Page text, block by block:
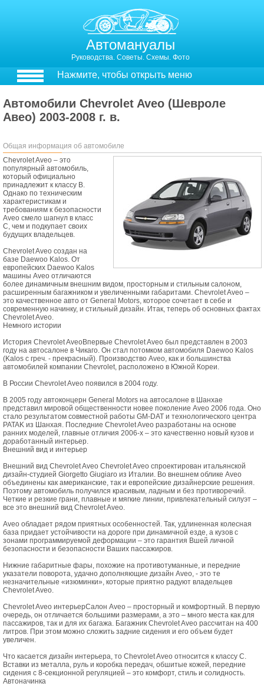
Автомануалы
Руководства. Советы. Схемы. Фото
Нажмите, чтобы открыть меню
Автомобили Chevrolet Aveo (Шевроле
Авео) 2003-2008 г. в.
Общая информация об автомобиле
Chevrolet Aveo – это
популярный автомобиль,
который официально
принадлежит к классу В.
Однако по техническим
характеристикам и
требованиям к безопасности
Aveo смело шагнул в класс
С, чем и подкупает своих
будущих владельцев.
Chevrolet Aveo создан на
базе Daewoo Kalos. От
европейских Daewoo Kalos
машины Aveo отличаются
более динамичным внешним видом, просторным и стильным салоном,
расширенным багажником и увеличенными габаритами. Chevrolet Aveo –
это качественное авто от General Motors, которое сочетает в себе и
современную начинку, и стильный дизайн. Итак, теперь об основных фактах
Chevrolet Aveo.
Немного истории
История Chevrolet AveoВпервые Chevrolet Aveo был представлен в 2003
году на автосалоне в Чикаго. Он стал потомком автомобиля Daewoo Kalos
(Kalos с греч. - прекрасный). Производство Aveo, как и большинства
автомобилей компании Chevrolet, расположено в Южной Кореи.
В России Chevrolet Aveo появился в 2004 году.
В 2005 году автоконцерн General Motors на автосалоне в Шанхае
представил мировой общественности новее поколение Aveo 2006 года. Оно
стало результатом совместной работы GM-DAT и технологического центра
PATAK из Шанхая. Последние Chevrolet Aveo разработаны на основе
ранних моделей, главные отличия 2006-х – это качественно новый кузов и
доработанный интерьер.
Внешний вид и интерьер
Внешний вид Chevrolet Aveo Chevrolet Aveo спроектирован итальянской
дизайн-студией Giorgetto Giugiaro из Италии. Во внешнем облике Aveo
объединены как американские, так и европейские дизайнерские решения.
Поэтому автомобиль получился красивым, ладным и без противоречий.
Четкие и резкие грани, плавные и мягкие линии, привлекательный силуэт –
все это внешний вид Chevrolet Aveo.
Aveo обладает рядом приятных особенностей. Так, удлиненная колесная
база придает устойчивости на дороге при динамичной езде, а кузов с
зонами программируемой деформации – это гарантия Вшей личной
безопасности и безопасности Ваших пассажиров.
Нижние габаритные фары, похожие на противотуманные, и передние
указатели поворота, удачно дополняющие дизайн Aveo, - это те
незначительные «изюминки», которые приятно радуют владельцев
Chevrolet Aveo.
Chevrolet Aveo интерьерСалон Aveo – просторный и комфортный. В первую
очередь, он отличается большими размерами, а это – много места как для
пассажиров, так и для их багажа. Багажник Chevrolet Aveo рассчитан на 400
литров. При этом можно сложить задние сидения и его объем будет
увеличен.
Что касается дизайн интерьера, то Chevrolet Aveo относится к классу С.
Вставки из металла, руль и коробка передач, обшитые кожей, передние
сидения с 8-секционной регуляцией – это комфорт, стиль и солидность.
Автоначинка